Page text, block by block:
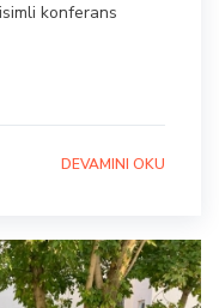
konferans
DEVAMINI OKU